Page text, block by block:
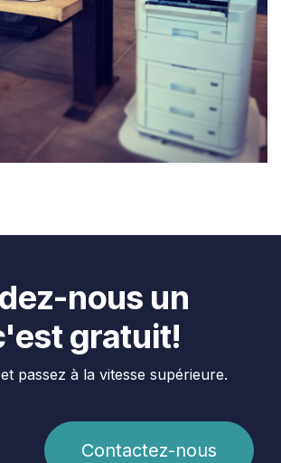
nous un
gratuit!
passez à la vitesse supérieure.
Contactez-nous